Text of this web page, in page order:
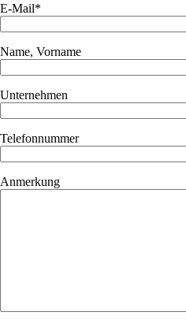
E-Mail*
Name, Vorname
Unternehmen
Telefonnummer
Anmerkung